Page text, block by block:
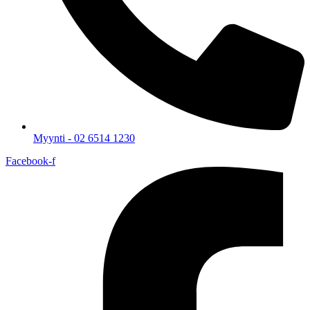
Myynti - 02 6514 1230
Facebook-f